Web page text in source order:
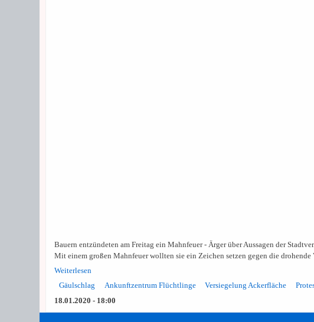
Bauern entzündeten am Freitag ein Mahnfeuer - Ärger über Aussagen der
Mit einem großen Mahnfeuer wollten sie ein Zeichen setzen gegen die
Weiterlesen
Gäulschlag
Ankunftzentrum Flüchtlinge Versiegelung Ackerfläche
18.01.2020 - 18:00